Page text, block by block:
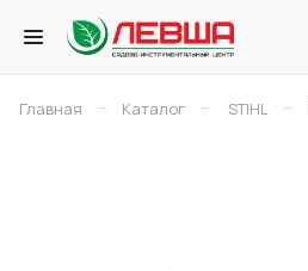
Главная – Каталог – STIHL –